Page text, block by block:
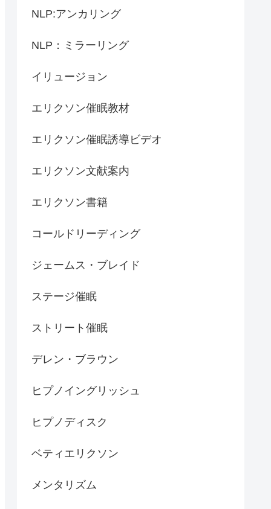
NLP:アンカリング
NLP：ミラーリング
イリュージョン
エリクソン催眠教材
エリクソン催眠誘導ビデオ
エリクソン文献案内
エリクソン書籍
コールドリーディング
ジェームス・ブレイド
ステージ催眠
ストリート催眠
デレン・ブラウン
ヒプノイングリッシュ
ヒプノディスク
ベティエリクソン
メンタリズム